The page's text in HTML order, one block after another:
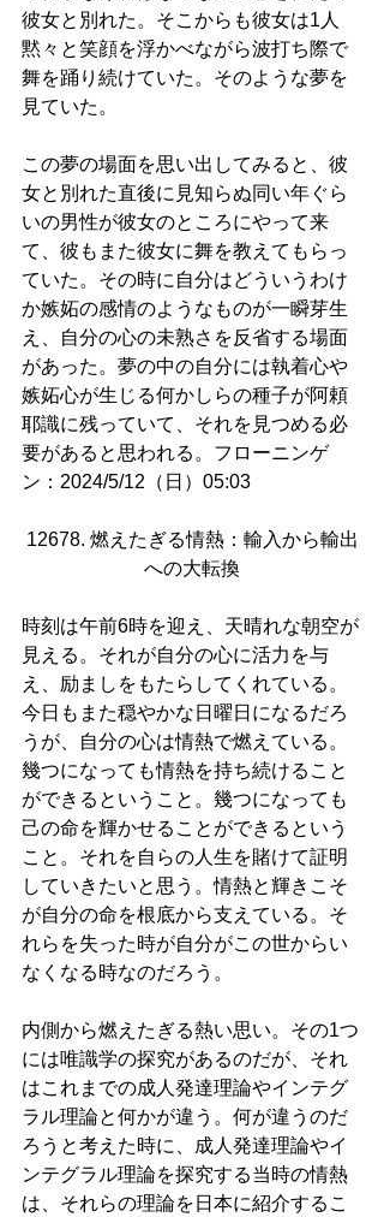
彼女と別れた。そこからも彼女は1人
黙々と笑顔を浮かべながら波打ち際で
舞を踊り続けていた。そのような夢を
見ていた。
この夢の場面を思い出してみると、彼
女と別れた直後に見知らぬ同い年ぐら
いの男性が彼女のところにやって来
て、彼もまた彼女に舞を教えてもらっ
ていた。その時に自分はどういうわけ
か嫉妬の感情のようなものが一瞬芽生
え、自分の心の未熟さを反省する場面
があった。夢の中の自分には執着心や
嫉妬心が生じる何かしらの種子が阿頼
耶識に残っていて、それを見つめる必
要があると思われる。フローニンゲ
ン：2024/5/12（日）05:03
12678. 燃えたぎる情熱：輸入から輸出
への大転換
時刻は午前6時を迎え、天晴れな朝空が
見える。それが自分の心に活力を与
え、励ましをもたらしてくれている。
今日もまた穏やかな日曜日になるだろ
うが、自分の心は情熱で燃えている。
幾つになっても情熱を持ち続けること
ができるということ。幾つになっても
己の命を輝かせることができるという
こと。それを自らの人生を賭けて証明
していきたいと思う。情熱と輝きこそ
が自分の命を根底から支えている。そ
れらを失った時が自分がこの世からい
なくなる時なのだろう。
内側から燃えたぎる熱い思い。その1つ
には唯識学の探究があるのだが、それ
はこれまでの成人発達理論やインテグ
ラル理論と何かが違う。何が違うのだ
ろうと考えた時に、成人発達理論やイ
ンテグラル理論を探究する当時の情熱
は、それらの理論を日本に紹介するこ